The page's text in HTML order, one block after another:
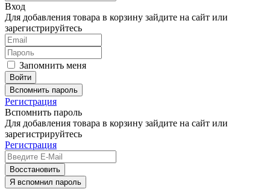
Вход
Для добавления товара в корзину зайдите на сайт или
зарегистрируйтесь
Запомнить меня
Вспомнить пароль
Регистрация
Вспомнить пароль
Для добавления товара в корзину зайдите на сайт или
зарегистрируйтесь
Регистрация
Восстановить
Я вспомнил пароль